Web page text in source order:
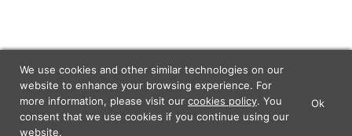
Lunch Actually - Dating For
We use cookies and other similar technologies on our
website to enhance your browsing experience. For
more information, please visit our cookies policy. You
consent that we use cookies if you continue using our
website.
Ok